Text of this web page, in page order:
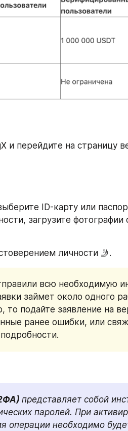
и перейдите на страницу
ID-карту или
загрузите фотографии
личности 🤳.
всю необходимую
займет около одного
то подайте заявление на
ранее ошибки, или
представляет собой
паролей. При
операции необходимо